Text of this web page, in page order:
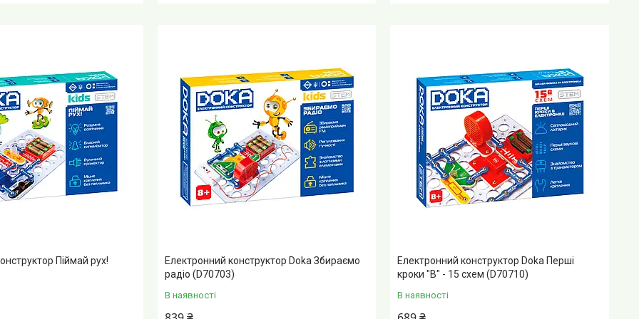
Піймай рух!
Електронний конструктор Doka Збираємо
радіо (D70703)
В наявності
Електронний конструктор Doka Перші
кроки "В" - 15 схем (D70710)
В наявності